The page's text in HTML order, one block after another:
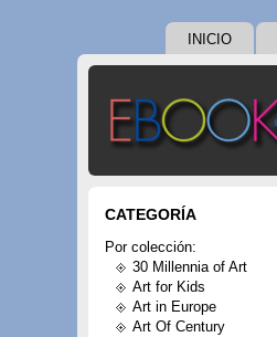
INICIO
CATEGORÍA
Por colección:
30 Millennia of Art
Art for Kids
Art in Europe
Art Of Century